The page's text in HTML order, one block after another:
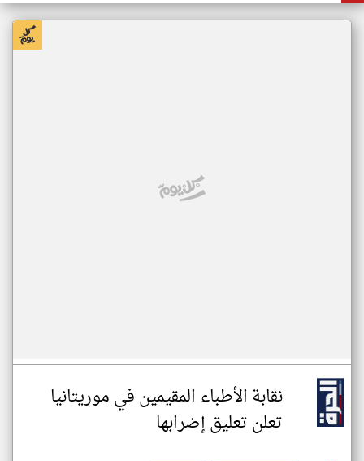
نقابة الأطباء المقيمين في موريتانيا
تعلن تعليق إضرابها